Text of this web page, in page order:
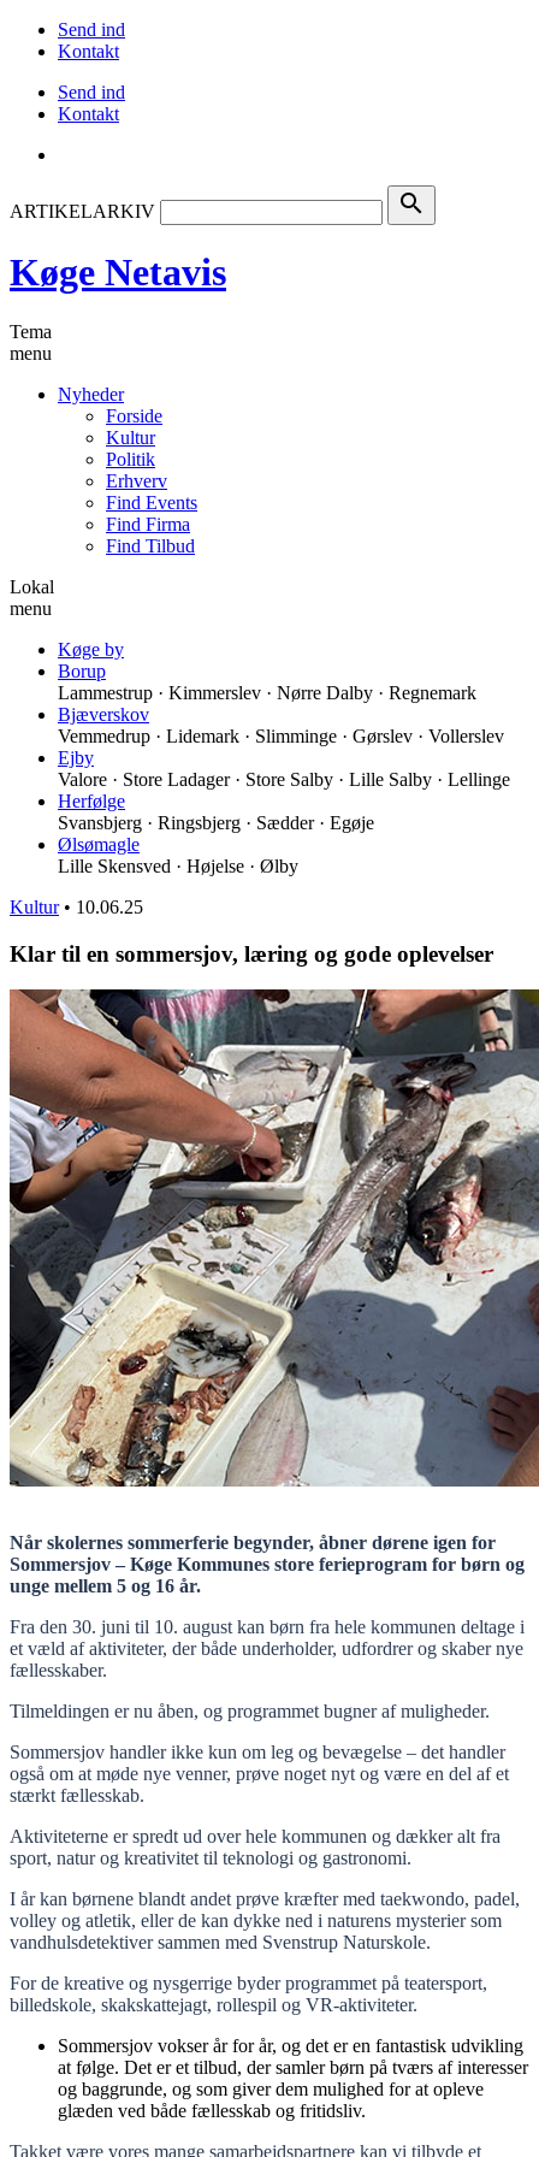
Send ind
Kontakt
Send ind
Kontakt
ARTIKELARKIV search
Køge Netavis
Tema
menu
Nyheder
Forside
Kultur
Politik
Erhverv
Find Events
Find Firma
Find Tilbud
Lokal
menu
Køge by
Borup
Lammestrup · Kimmerslev · Nørre Dalby · Regnemark
Bjæverskov
Vemmedrup · Lidemark · Slimminge · Gørslev · Vollerslev
Ejby
Valore · Store Ladager · Store Salby · Lille Salby · Lellinge
Herfølge
Svansbjerg · Ringsbjerg · Sædder · Egøje
Ølsømagle
Lille Skensved · Højelse · Ølby
Kultur • 10.06.25
Klar til en sommersjov, læring og gode oplevelser
Når skolernes sommerferie begynder, åbner dørene igen for
Sommersjov – Køge Kommunes store ferieprogram for børn og
unge mellem 5 og 16 år.
Fra den 30. juni til 10. august kan børn fra hele kommunen deltage i
et væld af aktiviteter, der både underholder, udfordrer og skaber nye
fællesskaber.
Tilmeldingen er nu åben, og programmet bugner af muligheder.
Sommersjov handler ikke kun om leg og bevægelse – det handler
også om at møde nye venner, prøve noget nyt og være en del af et
stærkt fællesskab.
Aktiviteterne er spredt ud over hele kommunen og dækker alt fra
sport, natur og kreativitet til teknologi og gastronomi.
I år kan børnene blandt andet prøve kræfter med taekwondo, padel,
volley og atletik, eller de kan dykke ned i naturens mysterier som
vandhulsdetektiver sammen med Svenstrup Naturskole.
For de kreative og nysgerrige byder programmet på teatersport,
billedskole, skakskattejagt, rollespil og VR-aktiviteter.
Sommersjov vokser år for år, og det er en fantastisk udvikling
at følge. Det er et tilbud, der samler børn på tværs af interesser
og baggrunde, og som giver dem mulighed for at opleve
glæden ved både fællesskab og fritidsliv.
Takket være vores mange samarbejdspartnere kan vi tilbyde et